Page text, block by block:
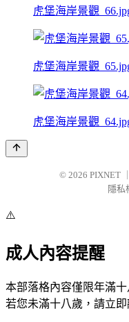
虎堡海岸景觀
虎堡海岸景觀
虎堡海岸景觀
© 2026 PIXNET
隱私
⚠️
成人內容提醒
本部落格內容僅限年滿十
若您未滿十八歲，請立即